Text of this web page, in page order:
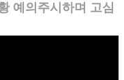
예의주시하며 고심